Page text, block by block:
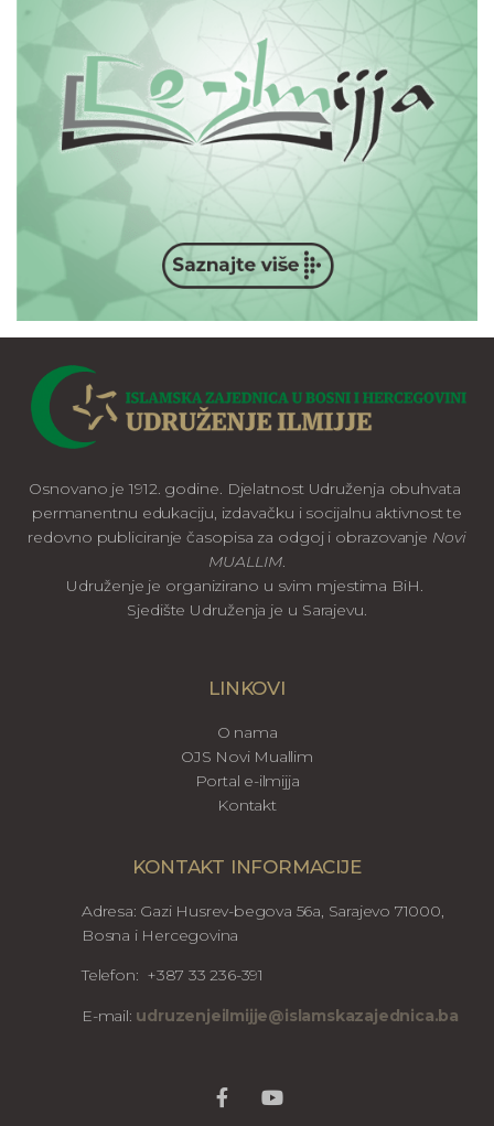
Osnovano je 1912. godine. Djelatnost Udruženja obuhvata
permanentnu edukaciju, izdavačku i socijalnu aktivnost te
redovno publiciranje časopisa za odgoj i obrazovanje Novi
MUALLIM.
Udruženje je organizirano u svim mjestima BiH.
Sjedište Udruženja je u Sarajevu.
LINKOVI
O nama
OJS Novi Muallim
Portal e-ilmijja
Kontakt
KONTAKT INFORMACIJE
Adresa: Gazi Husrev-begova 56a, Sarajevo 71000,
Bosna i Hercegovina
Telefon: +387 33 236-391
E-mail: udruzenjeilmijje@islamskazajednica.ba